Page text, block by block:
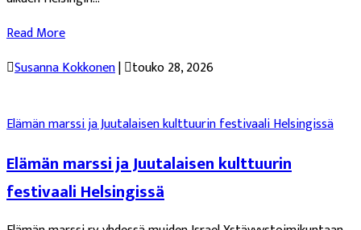
Read More
Susanna Kokkonen|touko 28, 2026
Elämän marssi ja Juutalaisen kulttuurin festivaali Helsingissä
Elämän marssi ja Juutalaisen kulttuurin
festivaali Helsingissä